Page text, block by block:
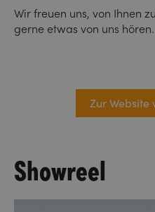
Wir freuen uns, von Ihnen
gerne etwas von uns hören.
Zur Website
Showreel